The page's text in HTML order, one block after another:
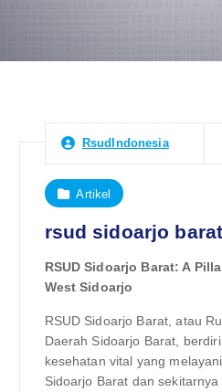
RsudIndonesia
Artikel
rsud sidoarjo barat
RSUD Sidoarjo Barat: A
West Sidoarjo
RSUD Sidoarjo Barat, atau
Daerah Sidoarjo Barat,
kesehatan vital yang
Sidoarjo Barat dan